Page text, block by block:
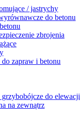
/ jastrychy
do betonu
zbrojenia
zapraw i betonu
do elewacji
na zewnątrz